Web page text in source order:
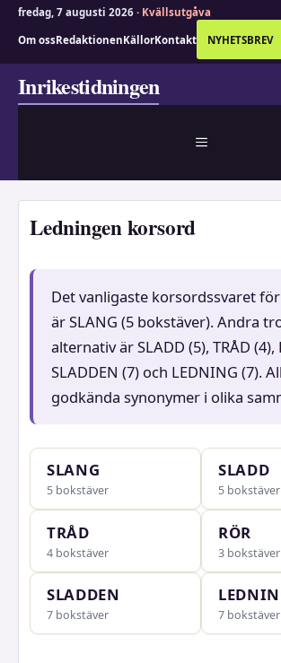
fredag, 7 augusti 2026 · Kvällsutgåva
Om ossRedaktionenKällorKontakt NYHETSBREV
Inrikestidningen
MENY
Ledningen korsord
Det vanligaste korsordssvaret
är SLANG (5 bokstäver). Andra
alternativ är SLADD (5), TRÅD (4),
SLADDEN (7) och LEDNING (7).
godkända synonymer i olika
SLANG
5 bokstäver
SLADD
5 bokstäver
TRÅD
4 bokstäver
RÖR
3 bokstäver
SLADDEN
7 bokstäver 7 bokstäver